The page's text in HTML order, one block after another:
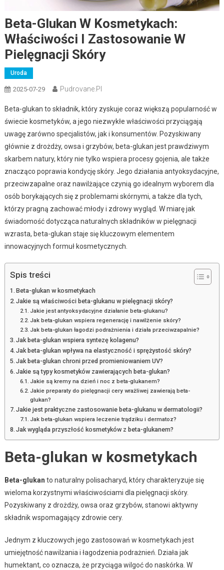
Beta-Glukan W Kosmetykach:
Właściwości I Zastosowanie W
Pielęgnacji Skóry
Uroda
2025-07-29 Pudrovane.pl
Beta-glukan to składnik, który zyskuje coraz większą popularność w
świecie kosmetyków, a jego niezwykłe właściwości przyciągają
uwagę zarówno specjalistów, jak i konsumentów. Pozyskiwany
głównie z drożdży, owsa i grzybów, beta-glukan jest prawdziwym
skarbem natury, który nie tylko wspiera procesy gojenia, ale także
znacząco poprawia kondycję skóry. Jego działania antyoksydacyjne,
przeciwzapalne oraz nawilżające czynią go idealnym wyborem dla
osób borykających się z problemami skórnymi, a także dla tych,
którzy pragną zachować młody i zdrowy wygląd. W miarę jak
świadomość dotycząca naturalnych składników w pielęgnacji
wzrasta, beta-glukan staje się kluczowym elementem
innowacyjnych formuł kosmetycznych.
Spis treści
Beta-glukan w kosmetykach
Jakie są właściwości beta-glukanu w pielęgnacji skóry?
Jakie jest antyoksydacyjne działanie beta-glukanu?
Jak beta-glukan wspiera regenerację i nawilżenie skóry?
Jak beta-glukan łagodzi podrażnienia i działa przeciwzapalnie?
Jak beta-glukan wspiera syntezę kolagenu?
Jak beta-glukan wpływa na elastyczność i sprężystość skóry?
Jak beta-glukan chroni przed promieniowaniem UV?
Jakie są typy kosmetyków zawierających beta-glukan?
Jakie są kremy na dzień i noc z beta-glukanem?
Jakie preparaty do pielęgnacji cery wrażliwej zawierają beta-
glukan?
Jakie jest praktyczne zastosowanie beta-glukanu w dermatologii?
Jak beta-glukan wspiera leczenie trądziku i dermatoz?
Jak wygląda przyszłość kosmetyków z beta-glukanem?
Beta-glukan w kosmetykach
Beta-glukan to naturalny polisacharyd, który charakteryzuje się
wieloma korzystnymi właściwościami dla pielęgnacji skóry.
Pozyskiwany z drożdży, owsa oraz grzybów, stanowi aktywny
składnik wspomagający zdrowie cery.
Jednym z kluczowych jego zastosowań w kosmetykach jest
umiejętność nawilżania i łagodzenia podrażnień. Działa jak
humektant, co oznacza, że przyciąga wilgoć do naskórka. W